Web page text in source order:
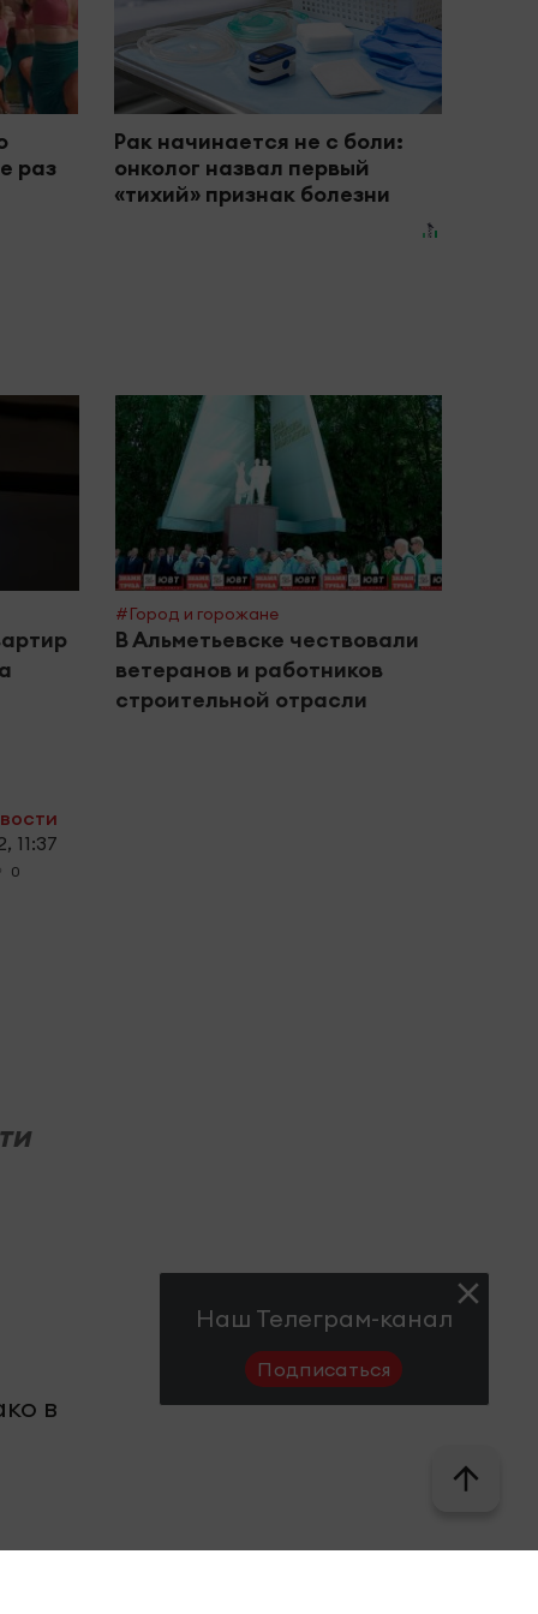
раз
Рак начинается не с боли:
онколог назвал первый
«тихий» признак болезни
#Город и горожане
В Альметьевске чествовали
ветеранов и работников
строительной отрасли
11:37
0
в
Наш Телеграм-канал
Подписаться